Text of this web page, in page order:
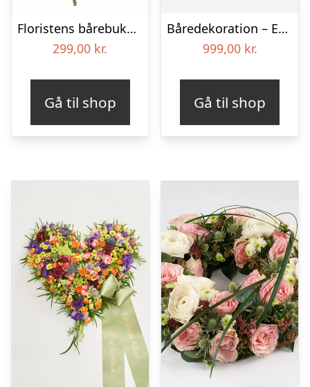
Floristens bårebuket – Smukt minde
299,00 kr.
Gå til shop
Båredekoration – Et farverigt farvel
999,00 kr.
Gå til shop